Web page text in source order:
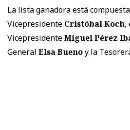
La lista ganadora está
Vicepresidente Cristóbal Koch,
VicepresidenteMiguel Pérez
General Elsa Buenoy la